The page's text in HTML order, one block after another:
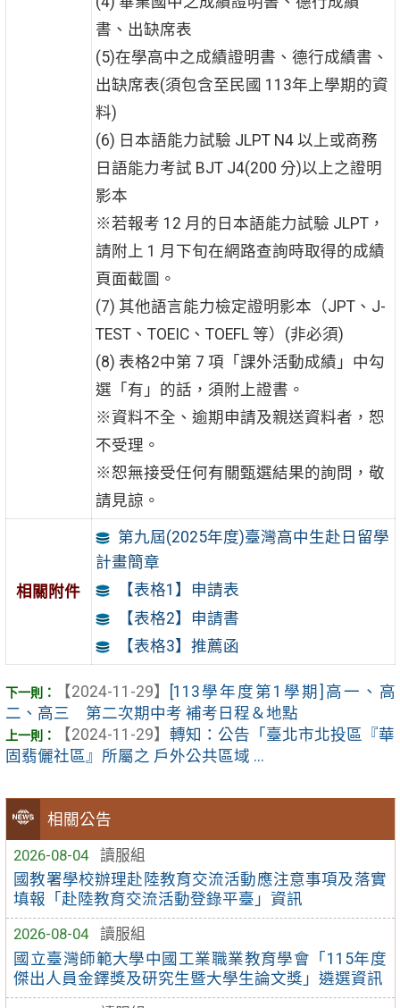
相關公告
2026-08-04
讀服組
國教署學校辦理赴陸教育交流活動應注意事項及落實
填報「赴陸教育交流活動登錄平臺」資訊
2026-08-04
讀服組
國立臺灣師範大學中國工業職業教育學會「115年度
傑出人員金鐸獎及研究生暨大學生論文獎」遴選資訊
書、出缺席表
(5)在學高中之成績證明書、德行成績書、
出缺席表(須包含至民國 113年上學期的資
料)
(6) 日本語能力試驗 JLPT N4 以上或商務
日語能力考試 BJT J4(200 分)以上之證明
影本
※若報考 12 月的日本語能力試驗 JLPT，
請附上 1 月下旬在網路查詢時取得的成績
頁面截圖。
(7) 其他語言能力檢定證明影本（JPT、J-
TEST、TOEIC、TOEFL 等）(非必須)
(8) 表格2中第 7 項「課外活動成績」中勾
選「有」的話，須附上證書。
※資料不全、逾期申請及親送資料者，恕
不受理。
※恕無接受任何有關甄選結果的詢問，敬
請見諒。
相關附件
第九屆(2025年度)臺灣高中生赴日留學
計畫簡章
【表格1】申請表
【表格2】申請書
【表格3】推薦函
【2024-11-29】
[113學年度第1學期]高一、高
二、高三 第二次期中考 補考日程＆地點
【2024-11-29】 轉知：公告「臺北市北投區『華
固翡儷社區』所屬之 戶外公共區域 ...